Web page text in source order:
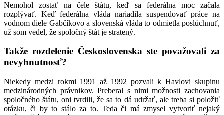
Nemohol zostať na čele štátu, keď sa federálna moc začala
rozplývať. Keď federálna vláda nariadila suspendovať práce na
vodnom diele Gabčíkovo a slovenská vláda to odmietla poslúchnuť,
už som vedel, že spoločný štát je stratený.
Takže rozdelenie Československa ste považovali za
nevyhnutnosť?
Niekedy medzi rokmi 1991 až 1992 pozvali k Havlovi skupinu
medzinárodných právnikov. Preberal s nimi možnosti zachovania
spoločného štátu, oni tvrdili, že sa to dá udržať, ale treba si položiť
otázku, či by to stálo za to. Teda či má zmysel vytvoriť nejaký